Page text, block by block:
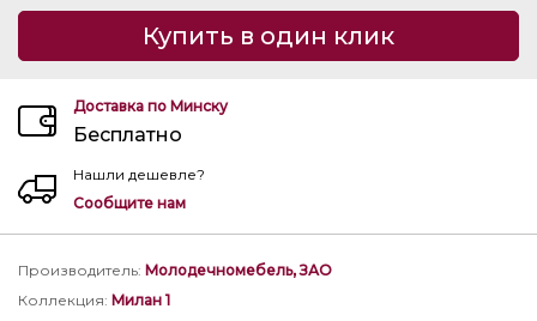
Купить в один клик
Доставка по Минску
Бесплатно
Нашли дешевле?
Сообщите нам
Производитель: Молодечномебель, ЗАО
Коллекция: Милан 1